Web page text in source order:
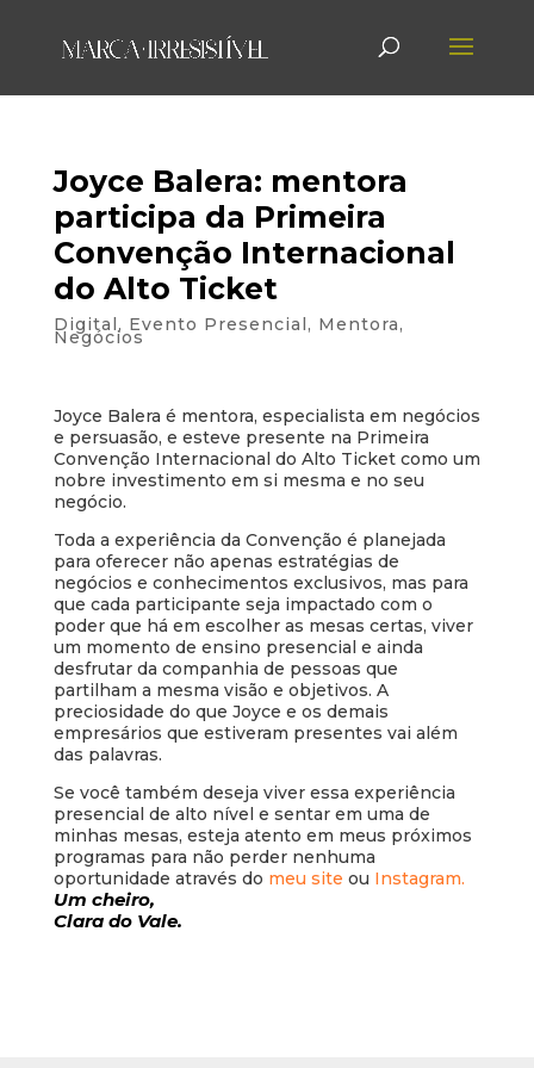
Joyce Balera: mentora
participa da Primeira
Convenção Internacional
do Alto Ticket
Digital, Evento Presencial, Mentora,
Negócios
Joyce Balera é mentora, especialista em negócios
e persuasão, e esteve presente na Primeira
Convenção Internacional do Alto Ticket como um
nobre investimento em si mesma e no seu
negócio.
Toda a experiência da Convenção é planejada
para oferecer não apenas estratégias de
negócios e conhecimentos exclusivos, mas para
que cada participante seja impactado com o
poder que há em escolher as mesas certas, viver
um momento de ensino presencial e ainda
desfrutar da companhia de pessoas que
partilham a mesma visão e objetivos. A
preciosidade do que Joyce e os demais
empresários que estiveram presentes vai além
das palavras.
Se você também deseja viver essa experiência
presencial de alto nível e sentar em uma de
minhas mesas, esteja atento em meus próximos
programas para não perder nenhuma
oportunidade através do meu site ou Instagram.
Um cheiro,
Clara do Vale.